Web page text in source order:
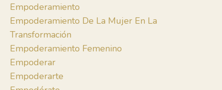
Empoderamiento
Empoderamiento De La Mujer En La
Transformación
Empoderamiento Femenino
Empoderar
Empoderarte